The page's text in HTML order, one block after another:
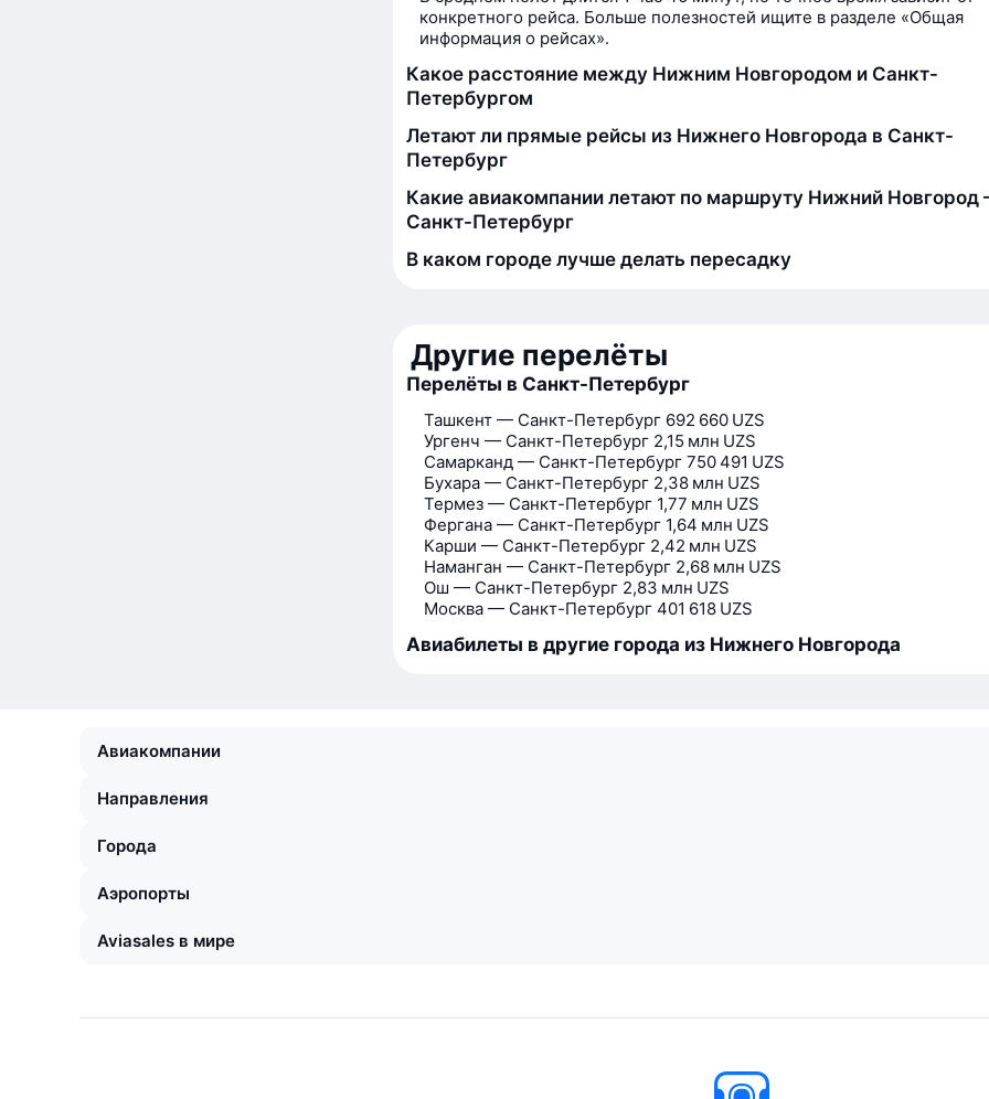
конкретного рейса. Больше полезностей ищите в разделе «Общая
информация о рейсах».
Какое расстояние между Нижним Новгородом и Санкт-
Петербургом
Летают ли прямые рейсы из Нижнего Новгорода в Санкт-
Петербург
Какие авиакомпании летают по маршруту Нижний Новгород
Санкт-Петербург
В каком городе лучше делать пересадку
Другие перелёты
Перелёты в Санкт-Петербург
Ташкент — Санкт-Петербург 692 660 UZS
Ургенч — Санкт-Петербург 2,15 млн UZS
Самарканд — Санкт-Петербург 750 491 UZS
Бухара — Санкт-Петербург 2,38 млн UZS
Термез — Санкт-Петербург 1,77 млн UZS
Фергана — Санкт-Петербург 1,64 млн UZS
Карши — Санкт-Петербург 2,42 млн UZS
Наманган — Санкт-Петербург 2,68 млн UZS
Ош — Санкт-Петербург 2,83 млн UZS
Москва — Санкт-Петербург 401 618 UZS
Авиабилеты в другие города из Нижнего Новгорода
Авиакомпании
Направления
Города
Аэропорты
Aviasales в мире